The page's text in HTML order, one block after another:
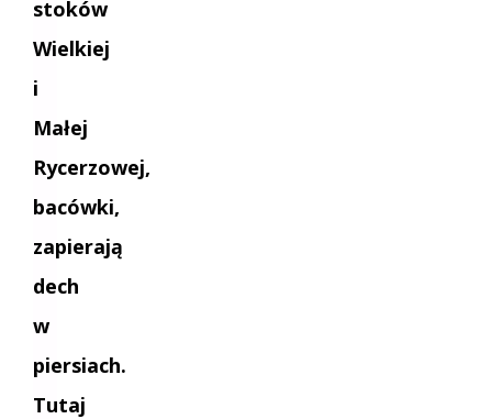
stoków
Wielkiej
i
Małej
Rycerzowej,
bacówki,
zapierają
dech
w
piersiach.
Tutaj